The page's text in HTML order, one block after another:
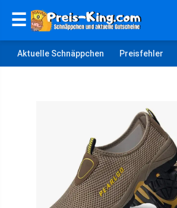
☰
Aktuelle Schnäppchen Preisfehler